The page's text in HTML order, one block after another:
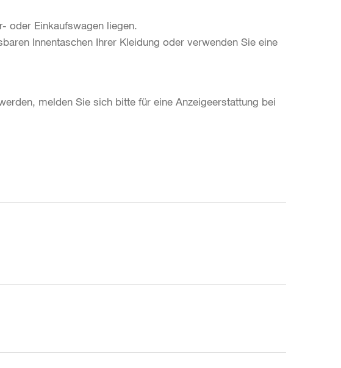
oder Einkaufswagen liegen.
Innentaschen Ihrer Kleidung oder verwenden Sie eine
melden Sie sich bitte für eine Anzeigeerstattung bei